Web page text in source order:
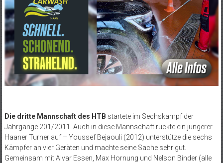
Die dritte Mannschaft des HTB startete im Sechskampf der
Jahrgänge 201/2011. Auch in diese Mannschaft rückte ein jüngerer
Haaner Turner auf – Youssef Bejaouli (2012) unterstütze die sechs
Kämpfer an vier Geräten und machte seine Sache sehr gut.
Gemeinsam mit Alvar Essen, Max Hornung und Nelson Binder (alle